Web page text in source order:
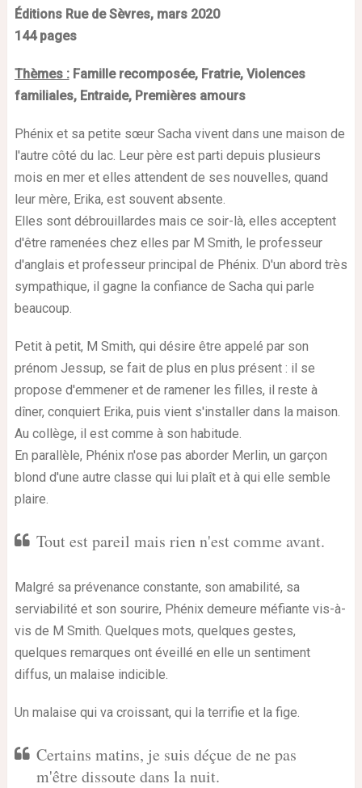
Éditions Rue de Sèvres, mars 2020
144 pages
Thèmes :Famille recomposée, Fratrie, Violences
familiales, Entraide, Premières amours
Phénix et sa petite sœur Sacha vivent dans une maison de
l'autre côté du lac. Leur père est parti depuis plusieurs
mois en mer et elles attendent de ses nouvelles, quand
leur mère, Erika, est souvent absente.
Elles sont débrouillardes mais ce soir-là, elles acceptent
d'être ramenées chez elles par M Smith, le professeur
d'anglais et professeur principal de Phénix. D'un abord très
sympathique, il gagne la confiance de Sacha qui parle
beaucoup.
Petit à petit, M Smith, qui désire être appelé par son
prénom Jessup, se fait de plus en plus présent : il se
propose d'emmener et de ramener les filles, il reste à
dîner, conquiert Erika, puis vient s'installer dans la maison.
Au collège, il est comme à son habitude.
En parallèle, Phénix n'ose pas aborder Merlin, un garçon
blond d'une autre classe qui lui plaît et à qui elle semble
plaire.
Tout est pareil mais rien n'est comme avant.
Malgré sa prévenance constante, son amabilité, sa
serviabilité et son sourire, Phénix demeure méfiante vis-à-
vis de M Smith. Quelques mots, quelques gestes,
quelques remarques ont éveillé en elle un sentiment
diffus, un malaise indicible.
Un malaise qui va croissant, qui la terrifie et la fige.
Certains matins, je suis déçue de ne pas
m'être dissoute dans la nuit.